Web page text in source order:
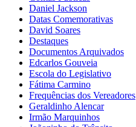
Daniel Jackson
Datas Comemorativas
David Soares
Destaques
Documentos Arquivados
Edcarlos Gouveia
Escola do Legislativo
Fátima Carmino
Frequências dos Vereadores
Geraldinho Alencar
Irmão Marquinhos